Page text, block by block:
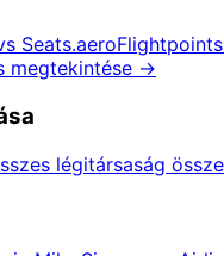
Seats.aero
megtekintése →
légitársaság